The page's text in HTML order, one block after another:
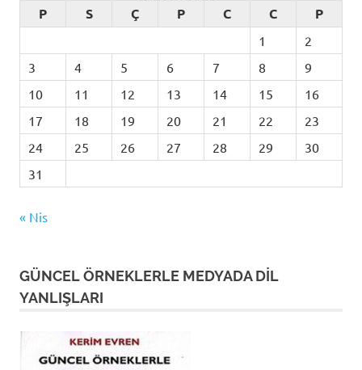
P S Ç P C C P
1
2
3
4 5 6 7 8
9
10
11 12 13 14 15
16
17
18 19 20 21 22
23
24
25 26 27 28 29
30
31
« Nis
GÜNCEL ÖRNEKLERLE MEDYADA DİL
YANLIŞLARI